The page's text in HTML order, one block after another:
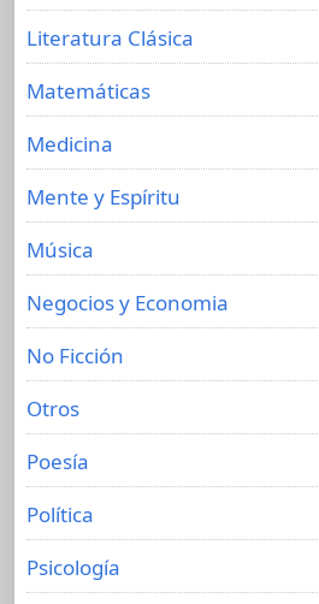
Literatura Clásica
Matemáticas
Medicina
Mente y Espíritu
Música
Negocios y Economia
No Ficción
Otros
Poesía
Política
Psicología